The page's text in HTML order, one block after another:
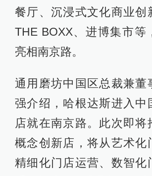
餐厅、沉浸式文化商业创
THE BOXX、进博集市等
亮相南京路。
通用磨坊中国区总裁兼董
强介绍，哈根达斯进入中
店就在南京路。此次即将
概念创新店，将从艺术化
精细化门店运营、数智化